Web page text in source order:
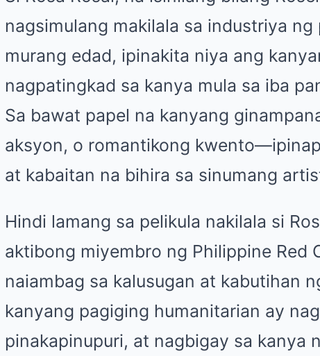
nagsimulang makilala sa industriya ng
murang edad, ipinakita niya ang
nagpatingkad sa kanya mula sa iba
Sa bawat papel na kanyang
aksyon, o romantikong
at kabaitan na bihira sa sinumang
Hindi lamang sa pelikula nakilala si
aktibong miyembro ng Philippine Red
naiambag sa kalusugan at kabutihan
kanyang pagiging humanitarian ay
pinakapinupuri, at nagbigay sa kanya